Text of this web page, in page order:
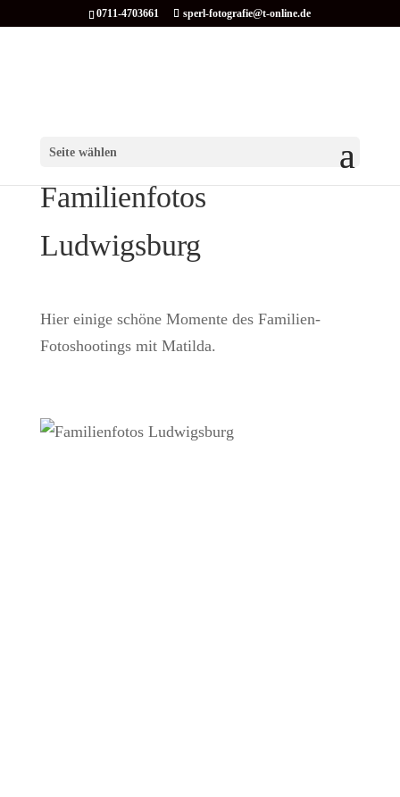
0711-4703661 sperl-fotografie@t-online.de
Seite wählen
Familienfotos
Ludwigsburg
Hier einige schöne Momente des Familien-
Fotoshootings mit Matilda.